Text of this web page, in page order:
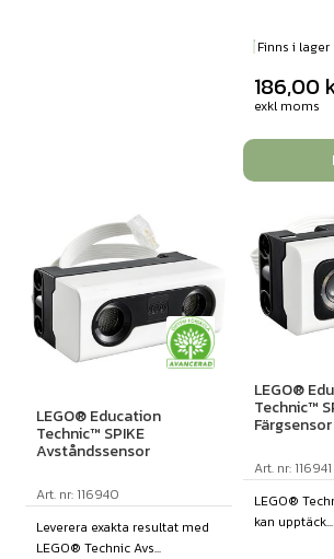
Finns i lager
186,00
exkl moms
LEGO® Education
Technic™ SPIKE
Avståndssensor
Art. nr: 116940
Leverera exakta resultat med
LEGO® Technic Avs...
LEGO®
Technic™
Färgsensor
Art. nr: 116941
LEGO®
kan upptäck...